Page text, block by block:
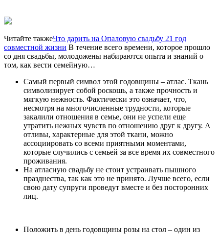
Читайте такжеЧто дарить на Опаловую свадьбу 21 год
совместной жизни В течение всего времени, которое прошло
со дня свадьбы, молодожены набираются опыта и знаний о
том, как вести семейную…
Самый первый символ этой годовщины – атлас. Ткань
символизирует собой роскошь, а также прочность и
мягкую нежность. Фактически это означает, что,
несмотря на многочисленные трудности, которые
закалили отношения в семье, они не успели еще
утратить нежных чувств по отношению друг к другу. А
отливы, характерные для этой ткани, можно
ассоциировать со всеми приятными моментами,
которые случились с семьей за все время их совместного
проживания.
На атласную свадьбу не стоит устраивать пышного
празднества, так как это не принято. Лучше всего, если
свою дату супруги проведут вместе и без посторонних
лиц.
Положить в день годовщины розы на стол – один из